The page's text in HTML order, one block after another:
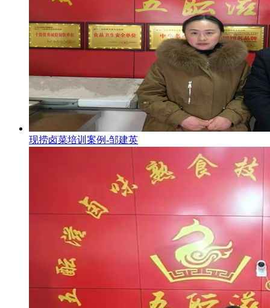
现捞卤菜培训案例-邹建英